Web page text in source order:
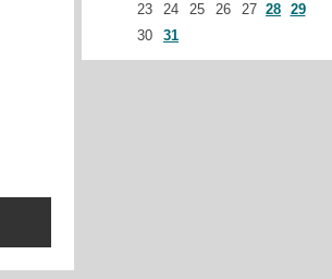
23
24 25 26 27 28 29
30
31